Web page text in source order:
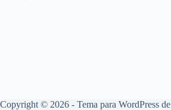
Copyright © 2026 - Tema para WordPress de